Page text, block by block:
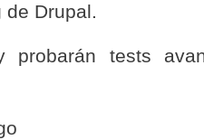
de Drupal.
probarán tests